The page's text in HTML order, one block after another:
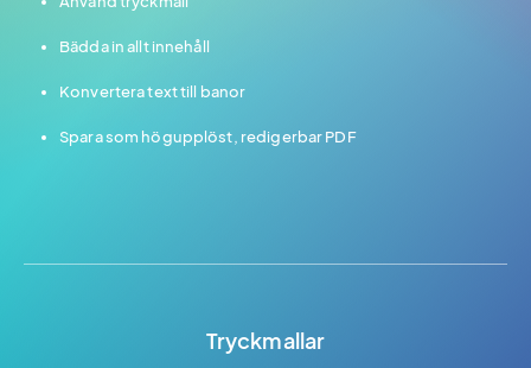
Bädda in allt innehåll
Konvertera text till banor
Spara som högupplöst, redigerbar PDF
Tryckmallar